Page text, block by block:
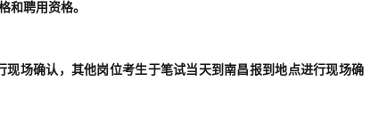
和聘用资格。
场确认，其他岗位考生于笔试当天到南昌报到地点进行现场确